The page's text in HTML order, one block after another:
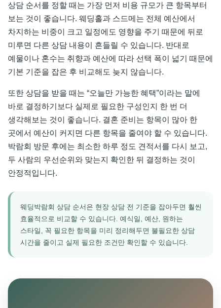
상담 순서를 정할 때는 가장 먼저 비용 규모가 큰 항목부터
보는 것이 좋습니다. 웨딩홀과 스드메는 전체 예산에서
차지하는 비중이 크고 일정에도 영향을 주기 때문에 뒤로
미루면 다른 상담 내용이 흔들릴 수 있습니다. 반대로
예물이나 혼수는 취향과 예산에 따라 선택 폭이 넓기 때문에
기본 기준을 잡은 후 비교해도 늦지 않습니다.
또한 상담을 받을 때는 “오늘만 가능한 혜택”이라는 말에
바로 결정하기보다 실제로 필요한 구성인지 한 번 더
생각해보는 것이 좋습니다. 결혼 준비는 항목이 많아 한
곳에서 예산이 커지면 다른 항목을 줄여야 할 수 있습니다.
박람회 방문 후에는 최소한 하루 정도 견적서를 다시 보고,
두 사람의 우선순위와 맞는지 확인한 뒤 결정하는 것이
안정적입니다.
웨딩박람회 상담 순서은 현장 상담 전 기준을 잡아두면 훨씬
효율적으로 비교할 수 있습니다. 예식일, 예산, 원하는
스타일, 꼭 필요한 항목을 미리 정리해두면 불필요한 상담
시간을 줄이고 실제 필요한 조건만 확인할 수 있습니다.